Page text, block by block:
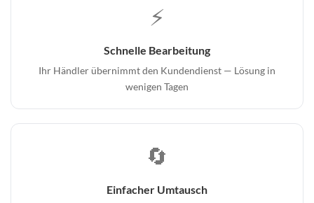
⚡
Schnelle Bearbeitung
Ihr Händler übernimmt den Kundendienst — Lösung in
wenigen Tagen
🔄
Einfacher Umtausch